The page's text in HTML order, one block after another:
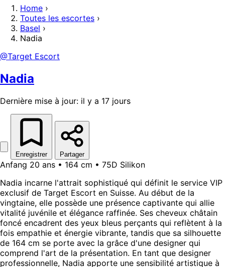
Home ›
Toutes les escortes ›
Basel ›
Nadia
@Target Escort
Nadia
Dernière mise à jour: il y a 17 jours
Enregistrer Partager
Anfang 20 ans • 164 cm • 75D Silikon
Nadia incarne l'attrait sophistiqué qui définit le service VIP
exclusif de Target Escort en Suisse. Au début de la
vingtaine, elle possède une présence captivante qui allie
vitalité juvénile et élégance raffinée. Ses cheveux châtain
foncé encadrent des yeux bleus perçants qui reflètent à la
fois empathie et énergie vibrante, tandis que sa silhouette
de 164 cm se porte avec la grâce d'une designer qui
comprend l'art de la présentation. En tant que designer
professionnelle, Nadia apporte une sensibilité artistique à